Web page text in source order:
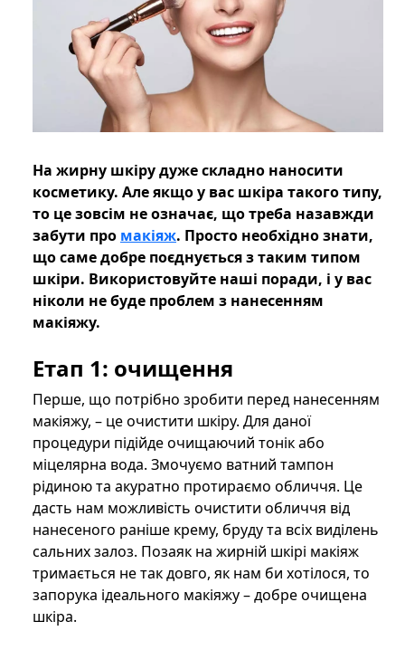
На жирну шкіру дуже складно наносити
косметику. Але якщо у вас шкіра такого типу,
то це зовсім не означає, що треба назавжди
забути про макіяж. Просто необхідно знати,
що саме добре поєднується з таким типом
шкіри. Використовуйте наші поради, і у вас
ніколи не буде проблем з нанесенням
макіяжу.
Етап 1: очищення
Перше, що потрібно зробити перед нанесенням
макіяжу, – це очистити шкіру. Для даної
процедури підійде очищаючий тонік або
міцелярна вода. Змочуємо ватний тампон
рідиною та акуратно протираємо обличчя. Це
дасть нам можливість очистити обличчя від
нанесеного раніше крему, бруду та всіх виділень
сальних залоз. Позаяк на жирній шкірі макіяж
тримається не так довго, як нам би хотілося, то
запорука ідеального макіяжу – добре очищена
шкіра.